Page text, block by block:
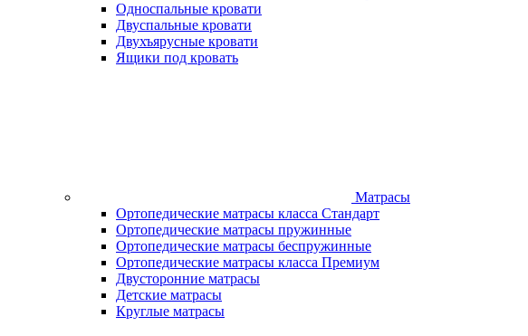
Односпальные кровати
Двуспальные кровати
Двухъярусные кровати
Ящики под кровать
Матрасы
Ортопедические матрасы класса Стандарт
Ортопедические матрасы пружинные
Ортопедические матрасы беспружинные
Ортопедические матрасы класса Премиум
Двусторонние матрасы
Детские матрасы
Круглые матрасы